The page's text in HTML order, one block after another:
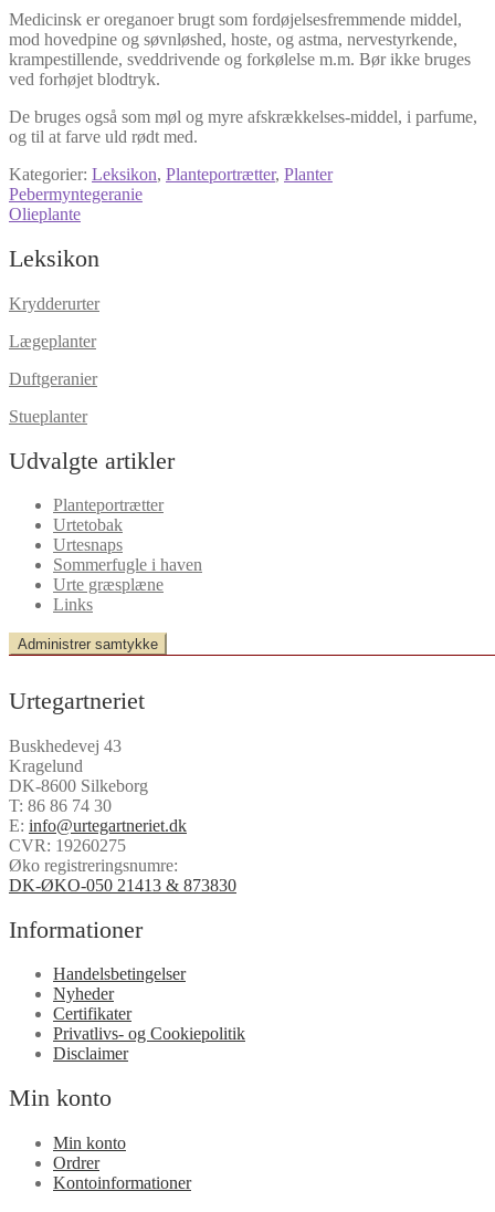
Medicinsk er oreganoer brugt som fordøjelsesfremmende middel,
mod hovedpine og søvnløshed, hoste, og astma, nervestyrkende,
krampestillende, sveddrivende og forkølelse m.m. Bør ikke bruges
ved forhøjet blodtryk.
De bruges også som møl og myre afskrækkelses-middel, i parfume,
og til at farve uld rødt med.
Kategorier: Leksikon, Planteportrætter, Planter
Indlægsnavigation
Forrige
indlæg:
Pebermyntegeranie
Næste
Olieplante
Leksikon
Krydderurter
Lægeplanter
Duftgeranier
Stueplanter
Udvalgte artikler
Planteportrætter
Urtetobak
Urtesnaps
Sommerfugle i haven
Urte græsplæne
Links
Urtegartneriet
Buskhedevej 43
Kragelund
DK-8600 Silkeborg
T: 86 86 74 30
E: info@urtegartneriet.dk
CVR: 19260275
Øko registreringsnumre:
DK-ØKO-050 21413 & 873830
Informationer
Handelsbetingelser
Nyheder
Certifikater
Privatlivs- og Cookiepolitik
Disclaimer
Min konto
Min konto
Ordrer
Kontoinformationer
Administrer samtykke